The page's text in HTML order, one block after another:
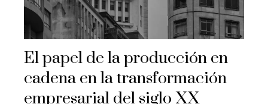
El papel de la producción en
cadena en la transformación
empresarial del siglo XX